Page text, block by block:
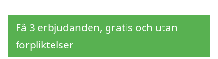
Få 3 erbjudanden, gratis och utan
förpliktelser